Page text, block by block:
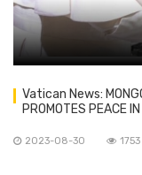
Vatican News:
PROMOTES PEACE
2023-08-30 1753